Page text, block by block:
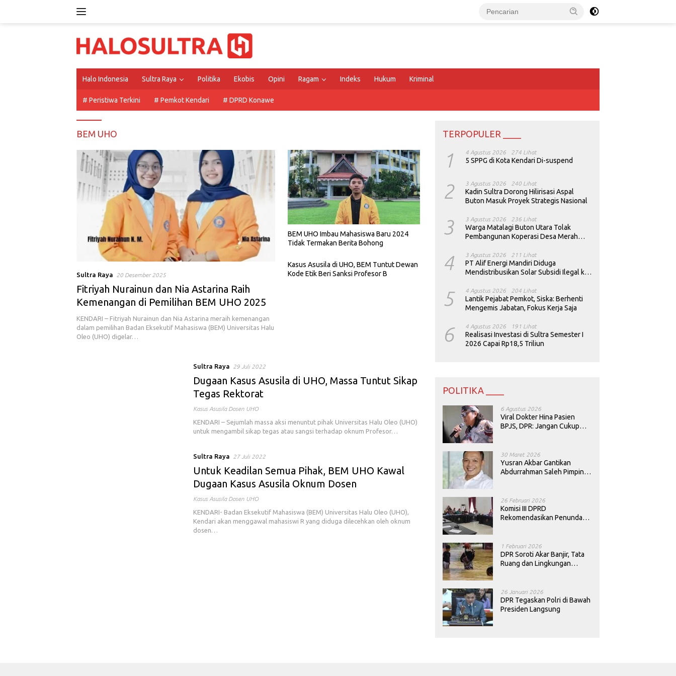
Halo Indonesia Sultra Raya Politika Ekobis Opini Ragam Indeks Hukum Kriminal
# Peristiwa Terkini # Pemkot Kendari # DPRD Konawe
BEM UHO
Sultra Raya 20 Desember 2025
Fitriyah Nurainun dan Nia Astarina Raih
Kemenangan di Pemilihan BEM UHO 2025
KENDARI – Fitriyah Nurainun dan Nia Astarina meraih kemenangan
dalam pemilihan Badan Eksekutif Mahasiswa (BEM) Universitas Halu
Oleo (UHO) digelar…
BEM UHO Imbau Mahasiswa Baru 2024
Tidak Termakan Berita Bohong
Kasus Asusila di UHO, BEM Tuntut Dewan
Kode Etik Beri Sanksi Profesor B
Sultra Raya 29 Juli 2022
Dugaan Kasus Asusila di UHO, Massa Tuntut Sikap
Tegas Rektorat
Kasus Asusila Dosen UHO
KENDARI – Sejumlah massa aksi menuntut pihak Universitas Halu Oleo (UHO)
untuk mengambil sikap tegas atau sangsi terhadap oknum Profesor…
Sultra Raya 27 Juli 2022
Untuk Keadilan Semua Pihak, BEM UHO Kawal
Dugaan Kasus Asusila Oknum Dosen
Kasus Asusila Dosen UHO
KENDARI- Badan Eksekutif Mahasiswa (BEM) Universitas Halu Oleo (UHO),
Kendari akan menggawal mahasiswi R yang diduga dilecehkan oleh oknum
dosen…
TERPOPULER ____
1 4 Agustus 2026 274 Lihat
5 SPPG di Kota Kendari Di-suspend
2 3 Agustus 2026 240 Lihat
Kadin Sultra Dorong Hilirisasi Aspal
Buton Masuk Proyek Strategis Nasional
3 3 Agustus 2026 236 Lihat
Warga Matalagi Buton Utara Tolak
Pembangunan Koperasi Desa Merah
4 3 Agustus 2026 211 Lihat
PT Alif Energi Mandiri Diduga
Mendistribusikan Solar Subsidi Ilegal ke
5 4 Agustus 2026 204 Lihat
Lantik Pejabat Pemkot, Siska: Berhenti
Mengemis Jabatan, Fokus Kerja Saja
6 4 Agustus 2026 191 Lihat
Realisasi Investasi di Sultra Semester I
2026 Capai Rp18,5 Triliun
POLITIKA ____
6 Agustus 2026
Viral Dokter Hina Pasien
BPJS, DPR: Jangan Cukup
30 Maret 2026
Yusran Akbar Gantikan
Abdurrahman Saleh Pimpin
26 Februari 2026
Komisi III DPRD
Rekomendasikan Penundaan
1 Februari 2026
DPR Soroti Akar Banjir, Tata
Ruang dan Lingkungan
26 Januari 2026
DPR Tegaskan Polri di Bawah
Presiden Langsung